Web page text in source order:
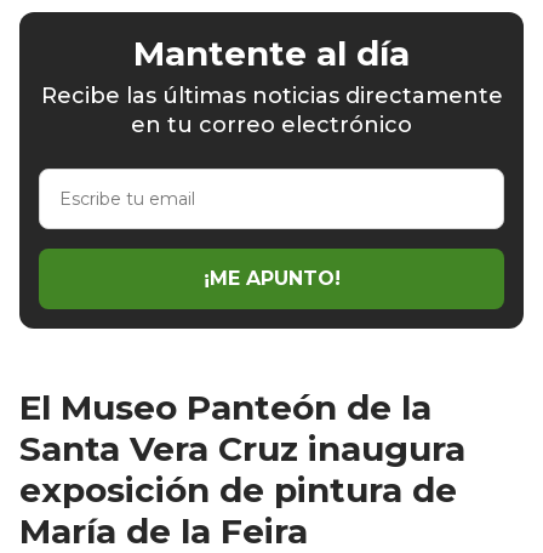
Mantente al día
Recibe las últimas noticias directamente
en tu correo electrónico
Escribe
email
¡ME APUNTO!
El Museo Panteón de la
Santa Vera Cruz inaugura
exposición de pintura de
María de la Feira